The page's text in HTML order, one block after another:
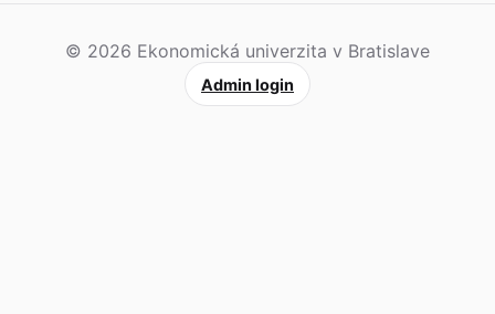
© 2026 Ekonomická univerzita v Bratislave
Admin login